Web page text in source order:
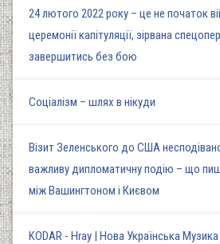
24 лютого 2022 року – це не початок
церемонії капітуляції, зірвана
завершитись без бою
Соціалізм – шлях в нікуди
Візит Зеленського до США
важливу дипломатичну подію – що
між Вашингтоном і Києвом
KODAR - Hray | Нова Українська Музика